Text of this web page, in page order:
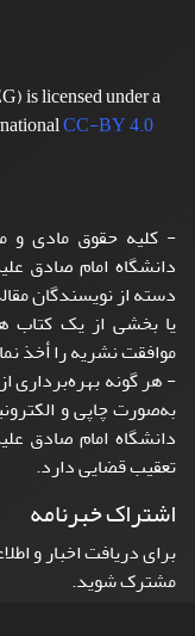
is licensed under a
CC-BY 4.0
- کلیه حقوق مادی و
دانشگاه امام صادق
دسته از نویسندگان
یا بخشی از یک کتاب
موافقت نشریه را أخذ
- هر گونه بهره‌برداری
به‌صورت چاپی و
دانشگاه امام صادق
تعقیب قضایی دارد.
اشتراک خبرنامه
برای دریافت اخبار و
مشترک شوید.